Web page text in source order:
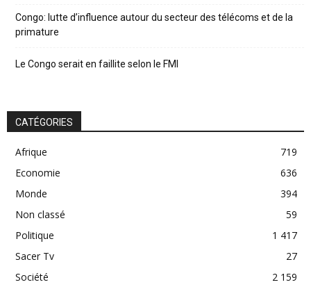
Congo: lutte d’influence autour du secteur des télécoms et de la
primature
Le Congo serait en faillite selon le FMI
CATÉGORIES
Afrique
719
Economie
636
Monde
394
Non classé
59
Politique
1 417
Sacer Tv
27
Société
2 159